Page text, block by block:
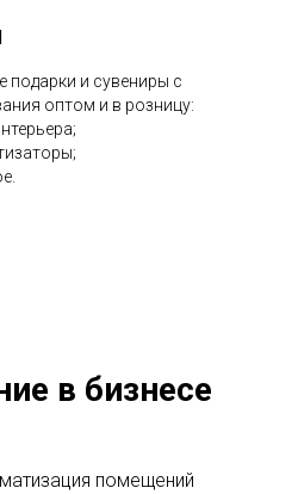
и сувениры с
оптом и в розницу:
в бизнесе
помещений